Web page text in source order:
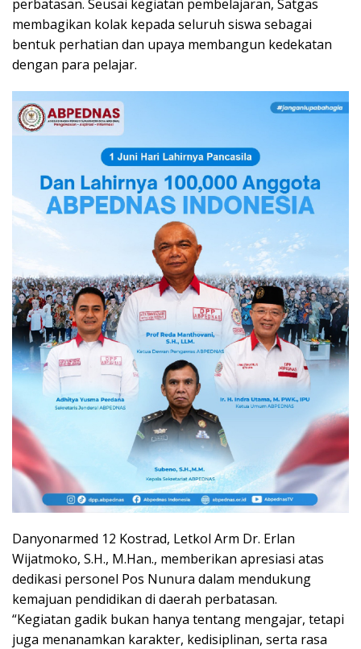
perbatasan. Seusai kegiatan pembelajaran, Satgas
membagikan kolak kepada seluruh siswa sebagai
bentuk perhatian dan upaya membangun kedekatan
dengan para pelajar.
Danyonarmed 12 Kostrad, Letkol Arm Dr. Erlan
Wijatmoko, S.H., M.Han., memberikan apresiasi atas
dedikasi personel Pos Nunura dalam mendukung
kemajuan pendidikan di daerah perbatasan.
“Kegiatan gadik bukan hanya tentang mengajar, tetapi
juga menanamkan karakter, kedisiplinan, serta rasa